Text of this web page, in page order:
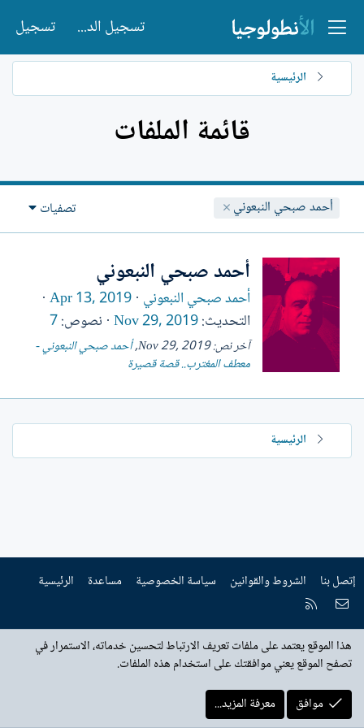
تسجيل الدخول تسجيل
الرئيسية
قائمة الملفات
أحمد صبحي النبعوني تصفيات
أحمد صبحي النبعوني
أحمد صبحي النبعوني Apr 13, 2019
التحديث Nov 29, 2019 نصوص 7
آخر نص:Nov 29, 2019
,أحمد صبحي النبعوني -
معطف المغترب.. قصة قصيرة
الرئيسية
إتصل بنا الشروط والقوانين سياسة الخصوصية مساعدة الرئيسية
إتصل بنا
هذا الموقع يعتمد على ملفات تعريف الارتباط لتحسين خدماته، الاستمرار في
تصفح الموقع يعني موافقتك على استخدام هذه الملفات.
موافق
معرفة المزيد...